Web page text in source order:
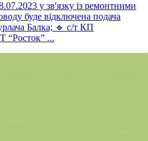
у зв'язку із ремонтними
буде відключена подача
Балка; 🔹 с/т КП
“Росток” ...